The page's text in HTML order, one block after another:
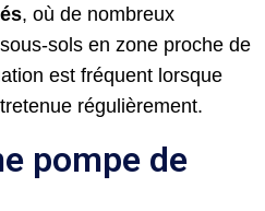
, où de nombreux
sols en zone proche de
est fréquent lorsque
régulièrement.
pompe de